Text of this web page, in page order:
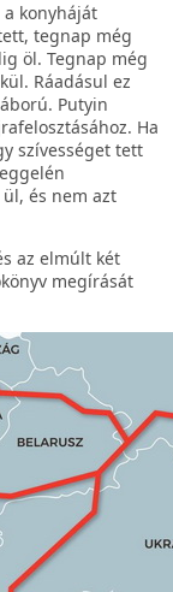
konyháját
tegnap még
öl. Tegnap még
Ráadásul ez
Putyin
Ha
szívességet tett
és nem azt
az elmúlt két
megírását